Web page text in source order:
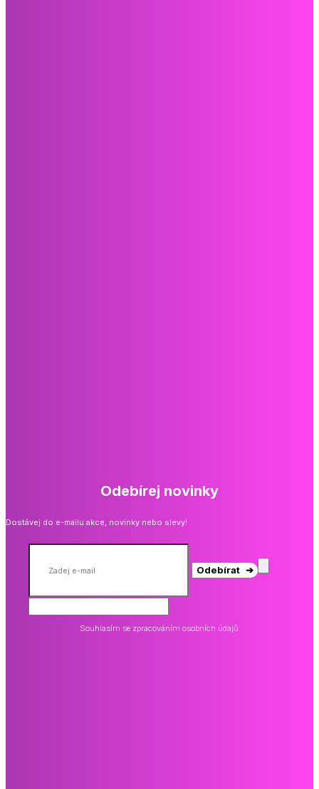
Odebírej novinky
Dostávej do e-mailu akce, novinky nebo slevy!
Odebírat ➔
Souhlasím se zpracováním osobních údajů.